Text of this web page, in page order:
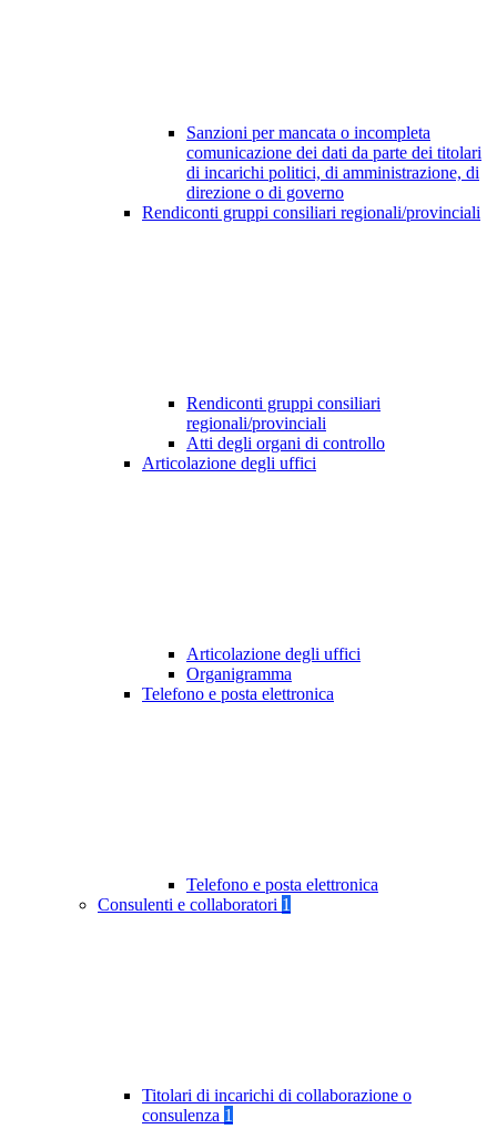
Sanzioni per mancata o incompleta
comunicazione dei dati da parte dei titolari
di incarichi politici, di amministrazione, di
direzione o di governo
Rendiconti gruppi consiliari regionali/provinciali
Rendiconti gruppi consiliari
regionali/provinciali
Atti degli organi di controllo
Articolazione degli uffici
Articolazione degli uffici
Organigramma
Telefono e posta elettronica
Telefono e posta elettronica
Consulenti e collaboratori 1
Titolari di incarichi di collaborazione o
consulenza 1